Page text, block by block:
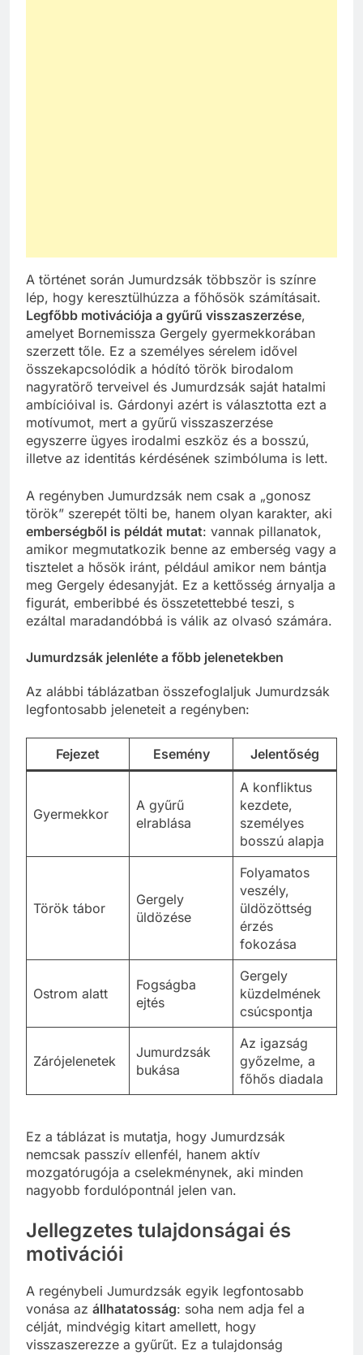
A történet során Jumurdzsák többször is színre
lép, hogy keresztülhúzza a főhősök számításait.
Legfőbb motivációja a gyűrű visszaszerzése,
amelyet Bornemissza Gergely gyermekkorában
szerzett tőle. Ez a személyes sérelem idővel
összekapcsolódik a hódító török birodalom
nagyratörő terveivel és Jumurdzsák saját hatalmi
ambícióival is. Gárdonyi azért is választotta ezt a
motívumot, mert a gyűrű visszaszerzése
egyszerre ügyes irodalmi eszköz és a bosszú,
illetve az identitás kérdésének szimbóluma is lett.
A regényben Jumurdzsák nem csak a „gonosz
török” szerepét tölti be, hanem olyan karakter, aki
emberségből is példát mutat: vannak pillanatok,
amikor megmutatkozik benne az emberség vagy a
tisztelet a hősök iránt, például amikor nem bántja
meg Gergely édesanyját. Ez a kettősség árnyalja a
figurát, emberibbé és összetettebbé teszi, s
ezáltal maradandóbbá is válik az olvasó számára.
Jumurdzsák jelenléte a főbb jelenetekben
Az alábbi táblázatban összefoglaljuk Jumurdzsák
legfontosabb jeleneteit a regényben:
Fejezet Esemény Jelentőség
Gyermekkor
A gyűrű
elrablása
A konfliktus
kezdete,
személyes
bosszú alapja
Török tábor
Gergely
üldözése
Folyamatos
veszély,
üldözöttség
érzés
fokozása
Ostrom alatt
Fogságba
ejtés
Gergely
küzdelmének
csúcspontja
Zárójelenetek
Jumurdzsák
bukása
Az igazság
győzelme, a
főhős diadala
Ez a táblázat is mutatja, hogy Jumurdzsák
nemcsak passzív ellenfél, hanem aktív
mozgatórugója a cselekménynek, aki minden
nagyobb fordulópontnál jelen van.
Jellegzetes tulajdonságai és
motivációi
A regénybeli Jumurdzsák egyik legfontosabb
vonása az állhatatosság: soha nem adja fel a
célját, mindvégig kitart amellett, hogy
visszaszerezze a gyűrűt. Ez a tulajdonság